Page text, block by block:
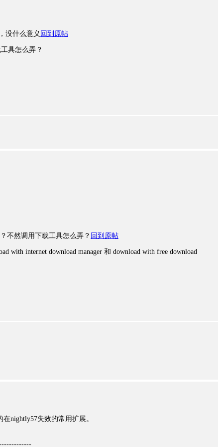
没什么意义 回到原帖
具怎么弄？
不然调用下载工具怎么弄？ 回到原帖
with internet download manager 和 download with free download
在nightly57失效的常用扩展。